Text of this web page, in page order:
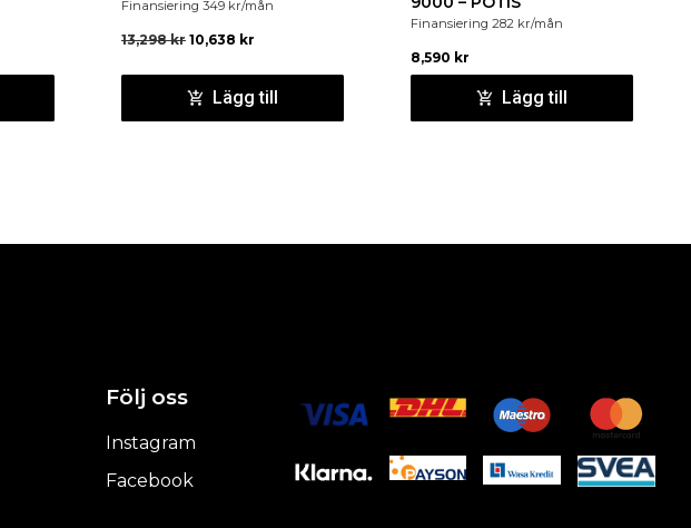
Finansiering 349 kr/mån
13,298kr 10,638 kr
Lägg till
Finansiering 282 kr/mån
8,590 kr
Lägg till
Följ oss
Instagram
Facebook